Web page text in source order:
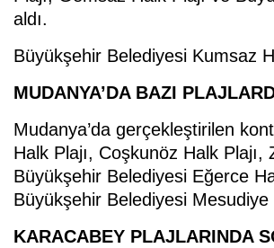
aldı.
Büyükşehir Belediyesi Kumsaz
MUDANYA’DA BAZI
Mudanya’da gerçekleştirilen
Halk Plajı, Coşkunöz Halk
Büyükşehir Belediyesi Eğerce
Büyükşehir Belediyesi Mesudiye
KARACABEY PLAJLARINDA